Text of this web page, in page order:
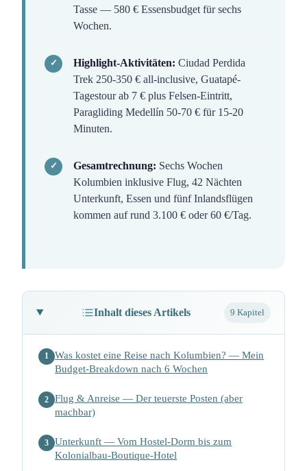
Tasse — 580 € Essensbudget für sechs
Wochen.
Highlight-Aktivitäten: Ciudad Perdida
Trek 250-350 € all-inclusive, Guatapé-
Tagestour ab 7 € plus Felsen-Eintritt,
Paragliding Medellín 50-70 € für 15-20
Minuten.
Gesamtrechnung: Sechs Wochen
Kolumbien inklusive Flug, 42 Nächten
Unterkunft, Essen und fünf Inlandsflügen
kommen auf rund 3.100 € oder 60 €/Tag.
Inhalt dieses Artikels 9 Kapitel
1
Was kostet eine Reise nach Kolumbien? — Mein
Budget-Breakdown nach 6 Wochen
2
Flug & Anreise — Der teuerste Posten (aber
machbar)
3
Unterkunft — Vom Hostel-Dorm bis zum
Kolonialbau-Boutique-Hotel